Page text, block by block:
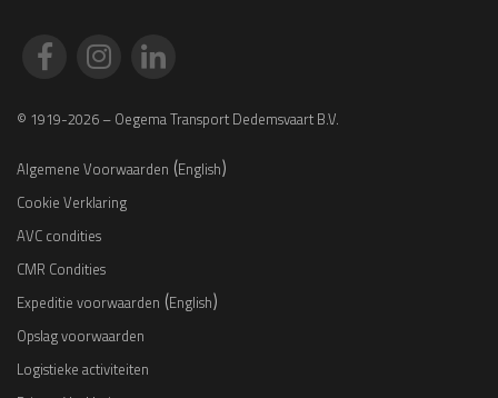
© 1919-2026 – Oegema Transport Dedemsvaart B.V.
Algemene Voorwaarden (English)
Cookie Verklaring
AVC condities
CMR Condities
Expeditie voorwaarden (English)
Opslag voorwaarden
Logistieke activiteiten